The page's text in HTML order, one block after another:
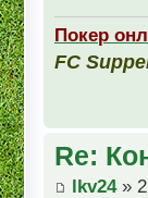
Покер
FC
Re:
lkv24»